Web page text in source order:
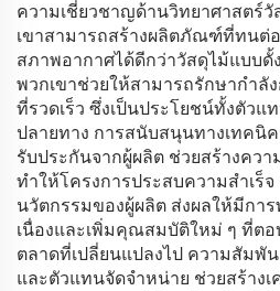
ความเชี่ยวชาญด้านวิทยาศาสตร์
เขาสามารถสร้างผลิตภัณฑ์ที่ทนต่
สภาพอากาศได้ดีกว่าวัสดุไม้แบบดั้
พวกเขาช่วยให้สามารถรักษากำลั
ที่รวดเร็ว ซึ่งเป็นประโยชน์ทั้งตัวแ
ปลายทาง การสนับสนุนทางเทคนิ
รับประกันจากผู้ผลิต ช่วยสร้างคว
ทำให้โครงการประสบความสำเร็
นวัตกรรมของผู้ผลิต ส่งผลให้มีก
เนื่องและเพิ่มคุณสมบัติใหม่ ๆ ที่ต
ตลาดที่เปลี่ยนแปลงไป ความสัมพั
และตัวแทนจัดจำหน่าย ช่วยสร้าง